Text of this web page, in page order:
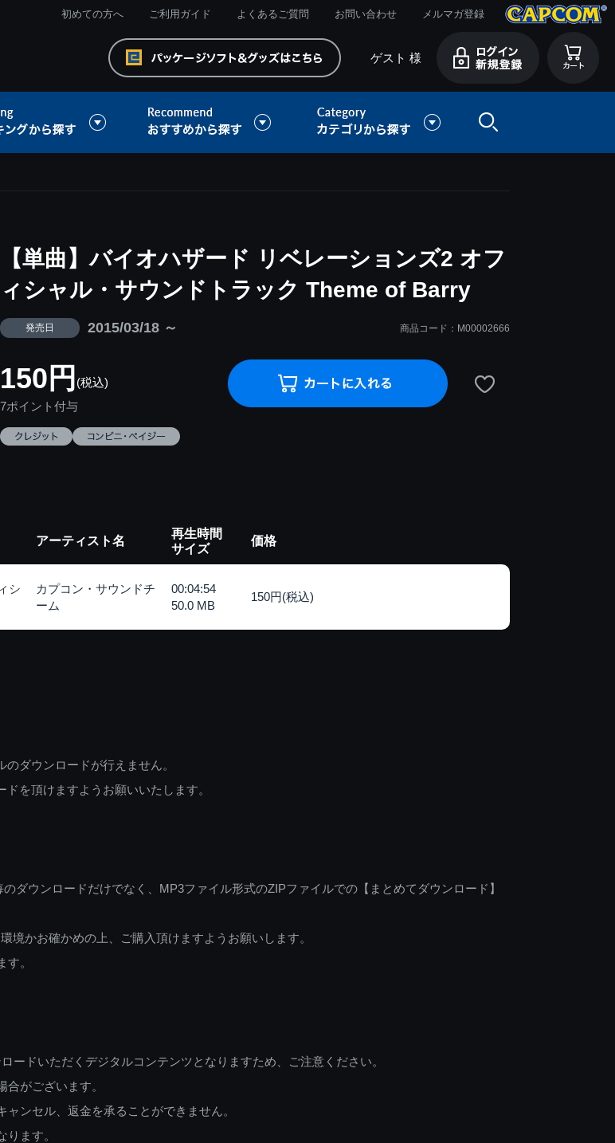
初めての方へ ご利用ガイド よくあるご質問 お問い合わせ メルマガ登録
ゲスト 様
【単曲】バイオハザード リベレーションズ2 オフ
ィシャル・サウンドトラック Theme of Barry
発売日 2015/03/18 ～ 商品コード：M00002666
150円 (税込)
7ポイント付与
アーティスト名
再生時間
サイズ
価格
シ
カプコン・サウンドチ
ーム
00:04:54
50.0 MB
150円(税込)
ダウンロードが行えません。
を頂けますようお願いいたします。
ダウンロードだけでなく、MP3ファイル形式のZIPファイルでの【まとめてダウンロード】
かお確かめの上、ご購入頂けますようお願いします。
。
ードいただくデジタルコンテンツとなりますため、ご注意ください。
がございます。
ンセル、返金を承ることができません。
ます。